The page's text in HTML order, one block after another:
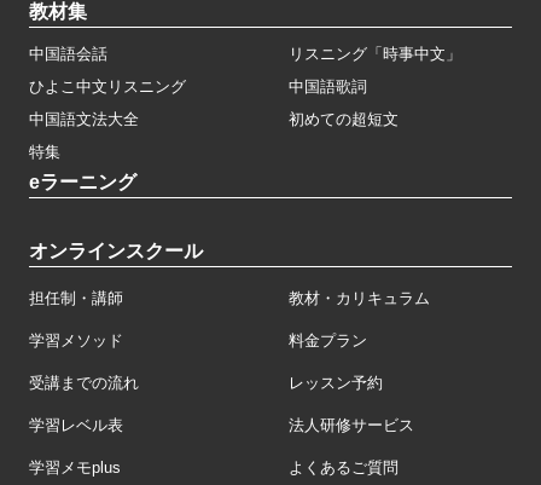
教材集
中国語会話
リスニング「時事中文」
ひよこ中文リスニング
中国語歌詞
中国語文法大全
初めての超短文
特集
eラーニング
オンラインスクール
担任制・講師 教材・カリキュラム
学習メソッド 料金プラン
受講までの流れ レッスン予約
学習レベル表 法人研修サービス
学習メモplus よくあるご質問